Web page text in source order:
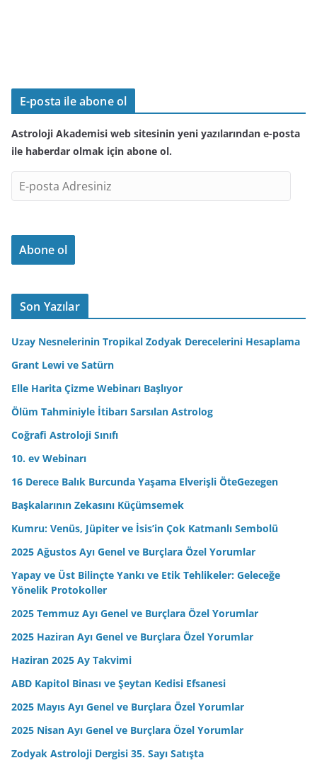
E-posta ile abone ol
Astroloji Akademisi web sitesinin yeni yazılarından e-posta
ile haberdar olmak için abone ol.
-
o
t
d
r
i
n
Abone ol
Son Yazılar
Uzay Nesnelerinin Tropikal Zodyak Derecelerini Hesaplama
Grant Lewi ve Satürn
Elle Harita Çizme Webinarı Başlıyor
Ölüm Tahminiyle İtibarı Sarsılan Astrolog
Coğrafi Astroloji Sınıfı
10. ev Webinarı
16 Derece Balık Burcunda Yaşama Elverişli ÖteGezegen
Başkalarının Zekasını Küçümsemek
Kumru: Venüs, Jüpiter ve İsis’in Çok Katmanlı Sembolü
2025 Ağustos Ayı Genel ve Burçlara Özel Yorumlar
Yapay ve Üst Bilinçte Yankı ve Etik Tehlikeler: Geleceğe
Yönelik Protokoller
2025 Temmuz Ayı Genel ve Burçlara Özel Yorumlar
2025 Haziran Ayı Genel ve Burçlara Özel Yorumlar
Haziran 2025 Ay Takvimi
ABD Kapitol Binası ve Şeytan Kedisi Efsanesi
2025 Mayıs Ayı Genel ve Burçlara Özel Yorumlar
2025 Nisan Ayı Genel ve Burçlara Özel Yorumlar
Zodyak Astroloji Dergisi 35. Sayı Satışta